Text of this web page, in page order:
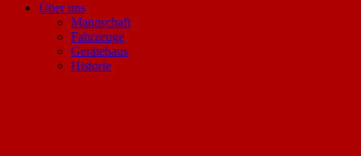
Über uns
Mannschaft
Fahrzeuge
Gerätehaus
Historie